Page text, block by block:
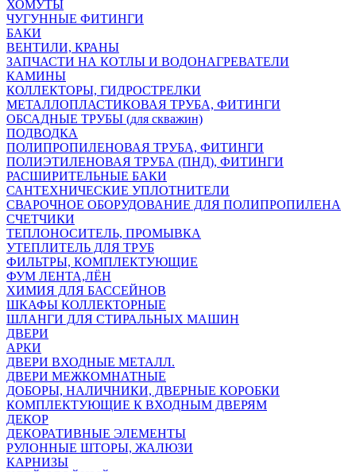
ХОМУТЫ
ЧУГУННЫЕ ФИТИНГИ
БАКИ
ВЕНТИЛИ, КРАНЫ
ЗАПЧАСТИ НА КОТЛЫ И ВОДОНАГРЕВАТЕЛИ
КАМИНЫ
КОЛЛЕКТОРЫ, ГИДРОСТРЕЛКИ
МЕТАЛЛОПЛАСТИКОВАЯ ТРУБА, ФИТИНГИ
ОБСАДНЫЕ ТРУБЫ (для скважин)
ПОДВОДКА
ПОЛИПРОПИЛЕНОВАЯ ТРУБА, ФИТИНГИ
ПОЛИЭТИЛЕНОВАЯ ТРУБА (ПНД), ФИТИНГИ
РАСШИРИТЕЛЬНЫЕ БАКИ
САНТЕХНИЧЕСКИЕ УПЛОТНИТЕЛИ
СВАРОЧНОЕ ОБОРУДОВАНИЕ ДЛЯ ПОЛИПРОПИЛЕНА
СЧЕТЧИКИ
ТЕПЛОНОСИТЕЛЬ, ПРОМЫВКА
УТЕПЛИТЕЛЬ ДЛЯ ТРУБ
ФИЛЬТРЫ, КОМПЛЕКТУЮЩИЕ
ФУМ ЛЕНТА,ЛЁН
ХИМИЯ ДЛЯ БАССЕЙНОВ
ШКАФЫ КОЛЛЕКТОРНЫЕ
ШЛАНГИ ДЛЯ СТИРАЛЬНЫХ МАШИН
ДВЕРИ
АРКИ
ДВЕРИ ВХОДНЫЕ МЕТАЛЛ.
ДВЕРИ МЕЖКОМНАТНЫЕ
ДОБОРЫ, НАЛИЧНИКИ, ДВЕРНЫЕ КОРОБКИ
КОМПЛЕКТУЮЩИЕ К ВХОДНЫМ ДВЕРЯМ
ДЕКОР
ДЕКОРАТИВНЫЕ ЭЛЕМЕНТЫ
РУЛОННЫЕ ШТОРЫ, ЖАЛЮЗИ
КАРНИЗЫ